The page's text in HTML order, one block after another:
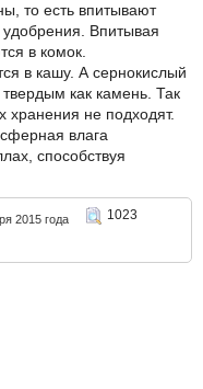
то есть впитывают
Впитывая
в комок.
в кашу. А сернокислый
как камень. Так
хранения не подходят.
влага
способствуя
2015 года
1023